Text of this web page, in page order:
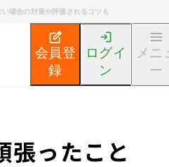
場合の対策や評価されるコツも
会員登
録
ログイ
ン
メニ
ー
エンジニア就活ノウハウ記事
張ったこと